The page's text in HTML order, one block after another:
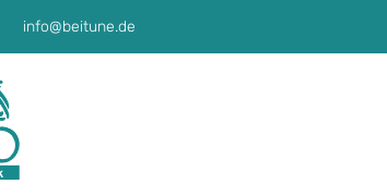
info@beitune.de